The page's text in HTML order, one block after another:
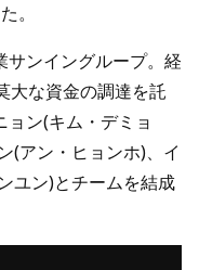
。
ンイングループ。経
大な資金の調達を託
ン(キム・デミョ
(アン・ヒョンホ)、イ
ユン)とチームを結成